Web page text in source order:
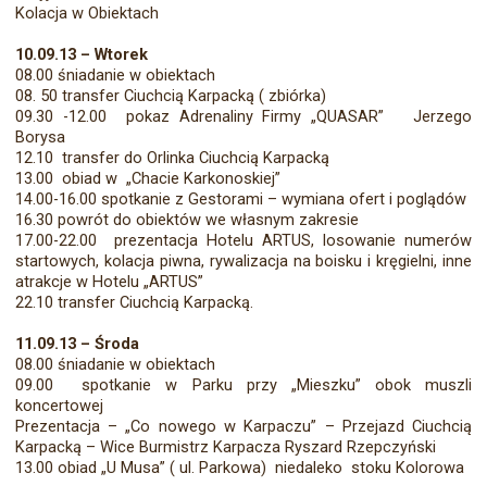
Kolacja w Obiektach
10.09.13 – Wtorek
08.00 śniadanie w obiektach
08. 50 transfer Ciuchcią Karpacką ( zbiórka)
09.30 -12.00 pokaz Adrenaliny Firmy „QUASAR” Jerzego
Borysa
12.10 transfer do Orlinka Ciuchcią Karpacką
13.00 obiad w „Chacie Karkonoskiej”
14.00-16.00 spotkanie z Gestorami – wymiana ofert i poglądów
16.30 powrót do obiektów we własnym zakresie
17.00-22.00 prezentacja Hotelu ARTUS, losowanie numerów
startowych, kolacja piwna, rywalizacja na boisku i kręgielni, inne
atrakcje w Hotelu „ARTUS”
22.10 transfer Ciuchcią Karpacką.
11.09.13 – Środa
08.00 śniadanie w obiektach
09.00 spotkanie w Parku przy „Mieszku” obok muszli
koncertowej
Prezentacja – „Co nowego w Karpaczu” – Przejazd Ciuchcią
Karpacką – Wice Burmistrz Karpacza Ryszard Rzepczyński
13.00 obiad „U Musa” ( ul. Parkowa) niedaleko stoku Kolorowa